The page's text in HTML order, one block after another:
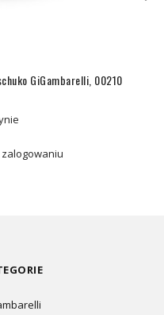
GiGambarelli, 00210